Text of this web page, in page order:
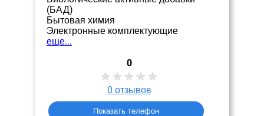
(БАД)
Бытовая химия
Электронные комплектующие
еще...
0
0 отзывов
Показать телефон